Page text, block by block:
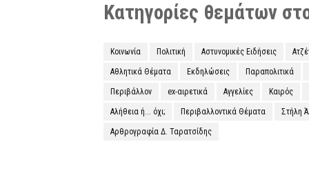
Κατηγορίες θεμάτων
Κοινωνία Πολιτική Αστυνομικές Ειδήσεις
Αθλητικά Θέματα Εκδηλώσεις Παραπολιτικά
Περιβάλλον ex-αιρετικά Αγγελίες Καιρός
Αλήθεια ή... όχι; Περιβαλλοντικά Θέματα Στήλη
Αρθρογραφία Δ. Ταρατσίδης